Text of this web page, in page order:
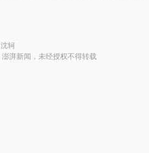
沈轲
澎湃新闻，未经授权不得转载